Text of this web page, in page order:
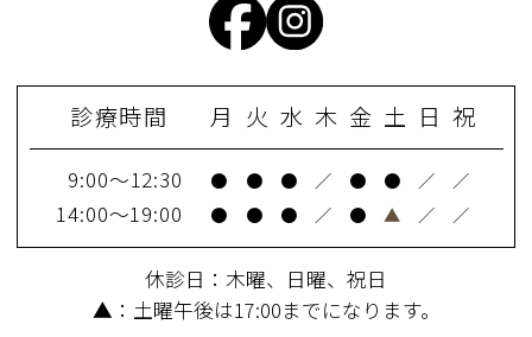
診療時間 月 火 水 木 金 土 日 祝
9:00～12:30 ● ● ● ／ ● ● ／ ／
14:00～19:00 ● ● ● ／ ● ▲ ／ ／
休診日：木曜、日曜、祝日
▲：土曜午後は17:00までになります。